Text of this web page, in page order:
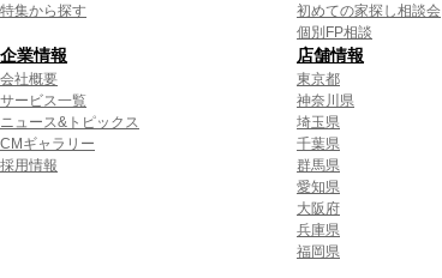
特集から探す
初めての家探し相談会
個別FP相談
企業情報
会社概要
サービス一覧
ニュース&トピックス
CMギャラリー
採用情報
店舗情報
東京都
神奈川県
埼玉県
千葉県
群馬県
愛知県
大阪府
兵庫県
福岡県